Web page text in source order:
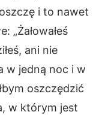
i to nawet
„Żałowałeś
ani nie
w jedną noc i w
oszczędzić
w którym jest